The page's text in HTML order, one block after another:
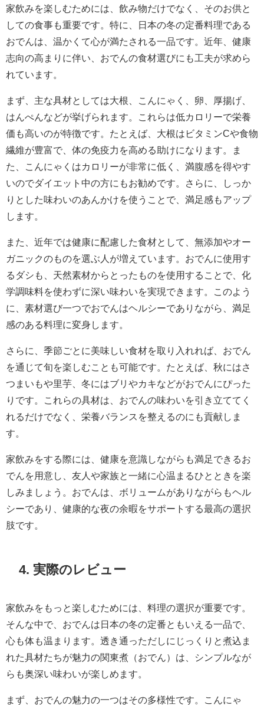
家飲みを楽しむためには、飲み物だけでなく、そのお供と
しての食事も重要です。特に、日本の冬の定番料理である
おでんは、温かくて心が満たされる一品です。近年、健康
志向の高まりに伴い、おでんの食材選びにも工夫が求めら
れています。
まず、主な具材としては大根、こんにゃく、卵、厚揚げ、
はんぺんなどが挙げられます。これらは低カロリーで栄養
価も高いのが特徴です。たとえば、大根はビタミンCや食物
繊維が豊富で、体の免疫力を高める助けになります。ま
た、こんにゃくはカロリーが非常に低く、満腹感を得やす
いのでダイエット中の方にもお勧めです。さらに、しっか
りとした味わいのあんかけを使うことで、満足感もアップ
します。
また、近年では健康に配慮した食材として、無添加やオー
ガニックのものを選ぶ人が増えています。おでんに使用す
るダシも、天然素材からとったものを使用することで、化
学調味料を使わずに深い味わいを実現できます。このよう
に、素材選び一つでおでんはヘルシーでありながら、満足
感のある料理に変身します。
さらに、季節ごとに美味しい食材を取り入れれば、おでん
を通じて旬を楽しむことも可能です。たとえば、秋にはさ
つまいもや里芋、冬にはブリやカキなどがおでんにぴった
りです。これらの具材は、おでんの味わいを引き立ててく
れるだけでなく、栄養バランスを整えるのにも貢献しま
す。
家飲みをする際には、健康を意識しながらも満足できるお
でんを用意し、友人や家族と一緒に心温まるひとときを楽
しみましょう。おでんは、ボリュームがありながらもヘル
シーであり、健康的な夜の余暇をサポートする最高の選択
肢です。
4. 実際のレビュー
家飲みをもっと楽しむためには、料理の選択が重要です。
そんな中で、おでんは日本の冬の定番ともいえる一品で、
心も体も温まります。透き通っただしにじっくりと煮込ま
れた具材たちが魅力の関東煮（おでん）は、シンプルなが
らも奥深い味わいが楽しめます。
まず、おでんの魅力の一つはその多様性です。こんにゃ